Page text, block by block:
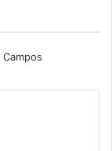
Campos